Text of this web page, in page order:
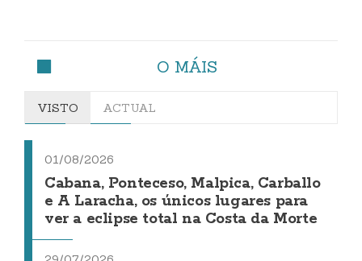
O MÁIS
VISTO ACTUAL
01/08/2026
Cabana, Ponteceso, Malpica, Carballo
e A Laracha, os únicos lugares para
ver a eclipse total na Costa da Morte